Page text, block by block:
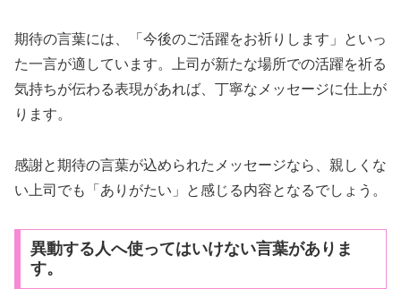
期待の言葉には、「今後のご活躍をお祈りします」といっ
た一言が適しています。上司が新たな場所での活躍を祈る
気持ちが伝わる表現があれば、丁寧なメッセージに仕上が
ります。
感謝と期待の言葉が込められたメッセージなら、親しくな
い上司でも「ありがたい」と感じる内容となるでしょう。
異動する人へ使ってはいけない言葉がありま
す。